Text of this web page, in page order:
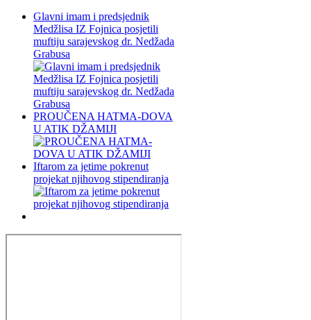
Glavni imam i predsjednik
Medžlisa IZ Fojnica posjetili
muftiju sarajevskog dr. Nedžada
Grabusa
PROUČENA HATMA-DOVA
U ATIK DŽAMIJI
Iftarom za jetime pokrenut
projekat njihovog stipendiranja